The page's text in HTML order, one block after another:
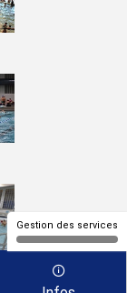
Gestion des services